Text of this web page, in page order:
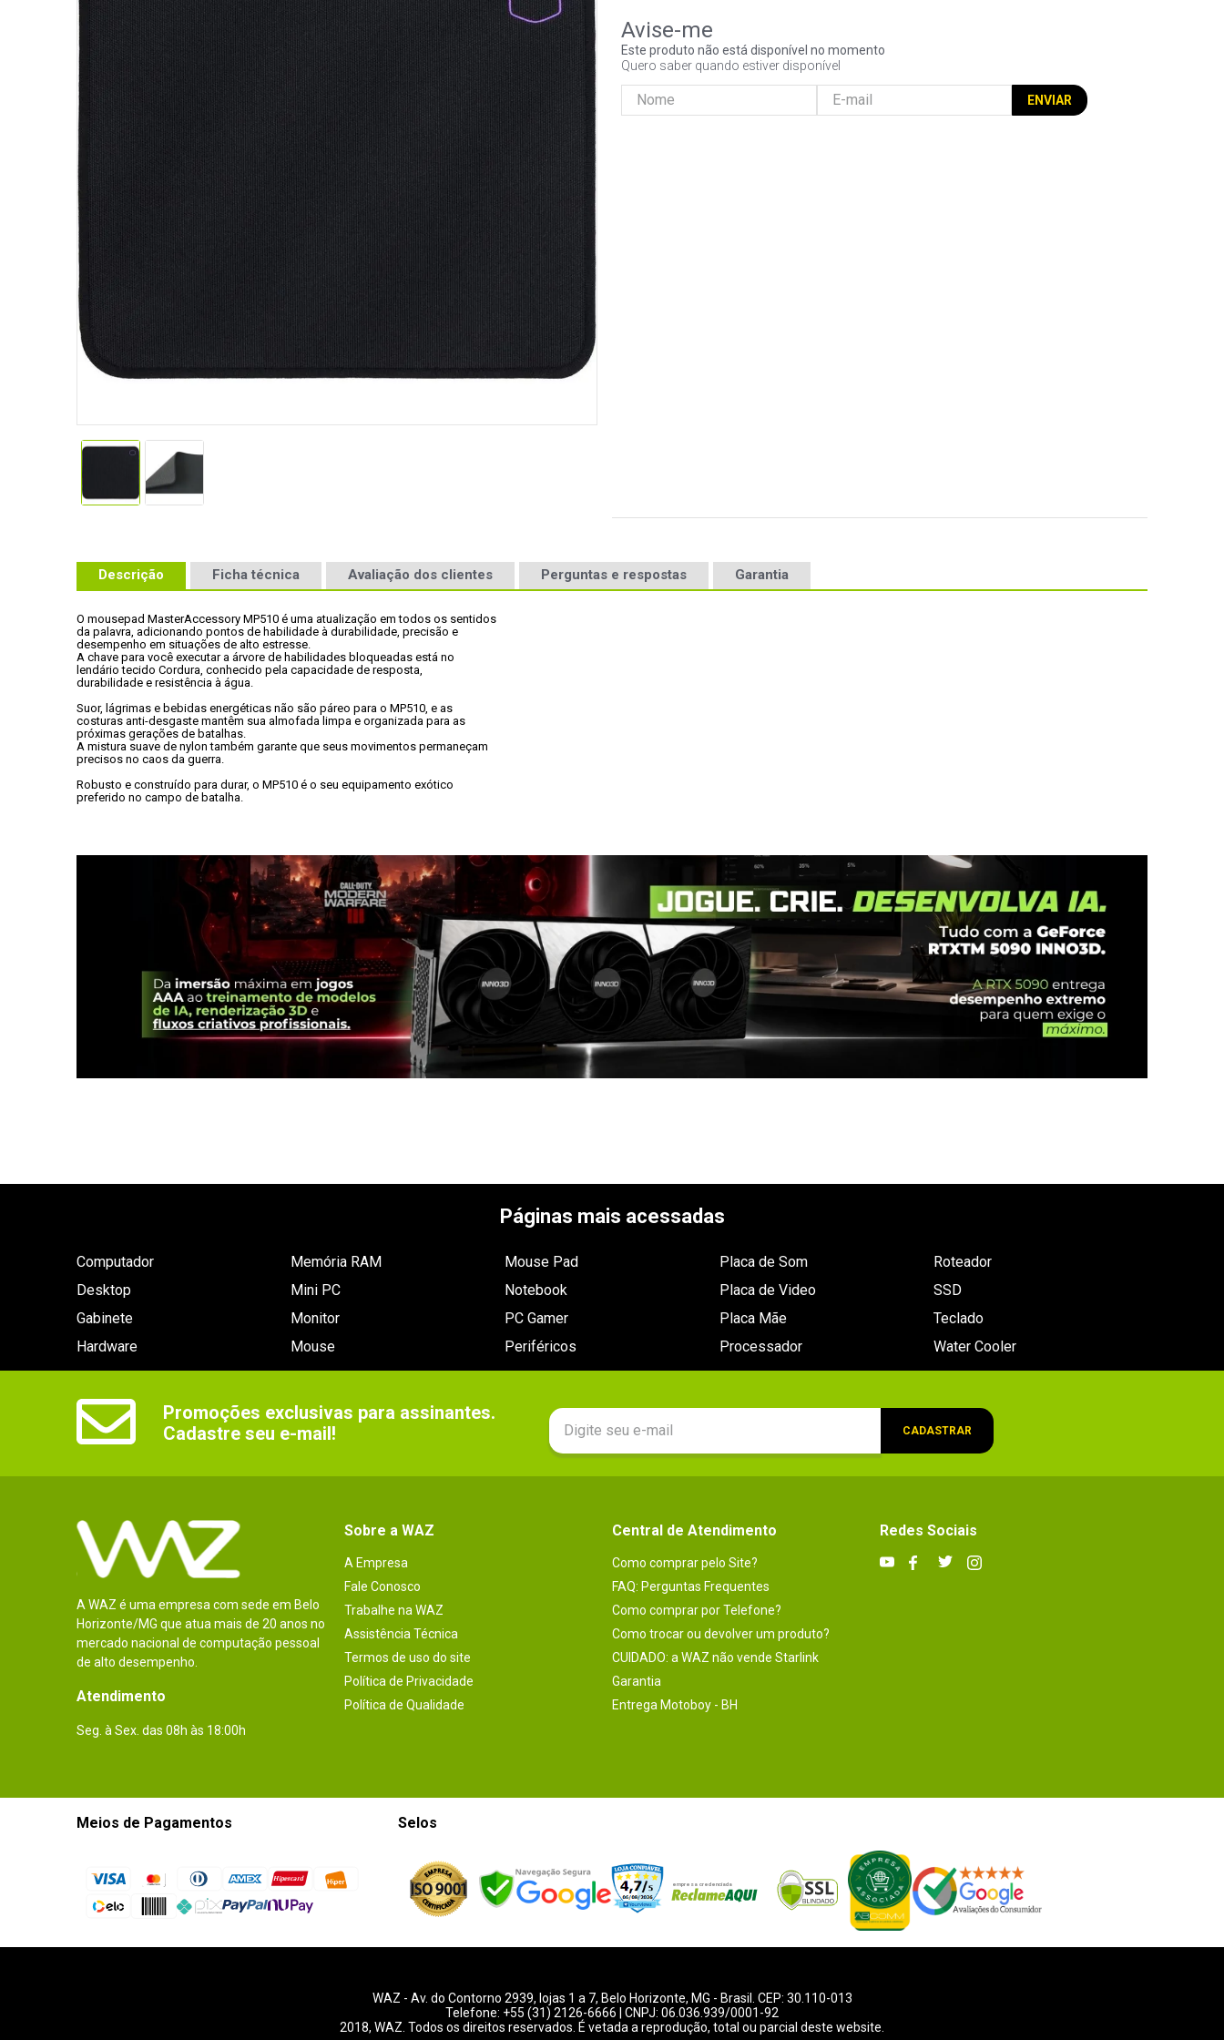
Este produto não está disponível no momento
Quero saber quando estiver disponível
ENVIAR
Descrição Ficha técnica Avaliação dos clientes Perguntas e respostas Garantia
O mousepad MasterAccessory MP510 é uma atualização em todos os sentidos
da palavra, adicionando pontos de habilidade à durabilidade, precisão e
desempenho em situações de alto estresse.
A chave para você executar a árvore de habilidades bloqueadas está no
lendário tecido Cordura, conhecido pela capacidade de resposta,
durabilidade e resistência à água.
Suor, lágrimas e bebidas energéticas não são páreo para o MP510, e as
costuras anti-desgaste mantêm sua almofada limpa e organizada para as
próximas gerações de batalhas.
A mistura suave de nylon também garante que seus movimentos permaneçam
precisos no caos da guerra.
Robusto e construído para durar, o MP510 é o seu equipamento exótico
preferido no campo de batalha.
Páginas mais acessadas
Computador
Desktop
Gabinete
Hardware
Memória RAM
Mini PC
Monitor
Mouse
Mouse Pad
Notebook
PC Gamer
Periféricos
Placa de Som
Placa de Video
Placa Mãe
Processador
Roteador
SSD
Teclado
Water Cooler
Promoções exclusivas para assinantes.
Cadastre seu e-mail!
CADASTRAR
A WAZ é uma empresa com sede em Belo
Horizonte/MG que atua mais de 20 anos no
mercado nacional de computação pessoal
de alto desempenho.
Atendimento
Seg. à Sex. das 08h às 18:00h
Sobre a WAZ
A Empresa
Fale Conosco
Trabalhe na WAZ
Assistência Técnica
Termos de uso do site
Política de Privacidade
Política de Qualidade
Central de Atendimento
Como comprar pelo Site?
FAQ: Perguntas Frequentes
Como comprar por Telefone?
Como trocar ou devolver um produto?
CUIDADO: a WAZ não vende Starlink
Garantia
Entrega Motoboy - BH
Redes Sociais
Meios de Pagamentos Selos
WAZ - Av. do Contorno 2939, lojas 1 a 7, Belo Horizonte, MG - Brasil. CEP: 30.110-013
Telefone: +55 (31) 2126-6666 | CNPJ: 06.036.939/0001-92
2018, WAZ. Todos os direitos reservados. É vetada a reprodução, total ou parcial deste website.